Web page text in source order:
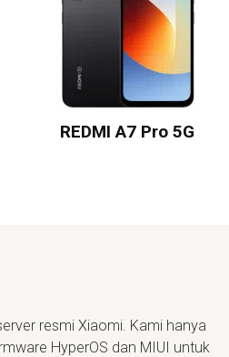
REDMI A7 Pro 5G
resmi Xiaomi. Kami hanya
HyperOS dan MIUI untuk